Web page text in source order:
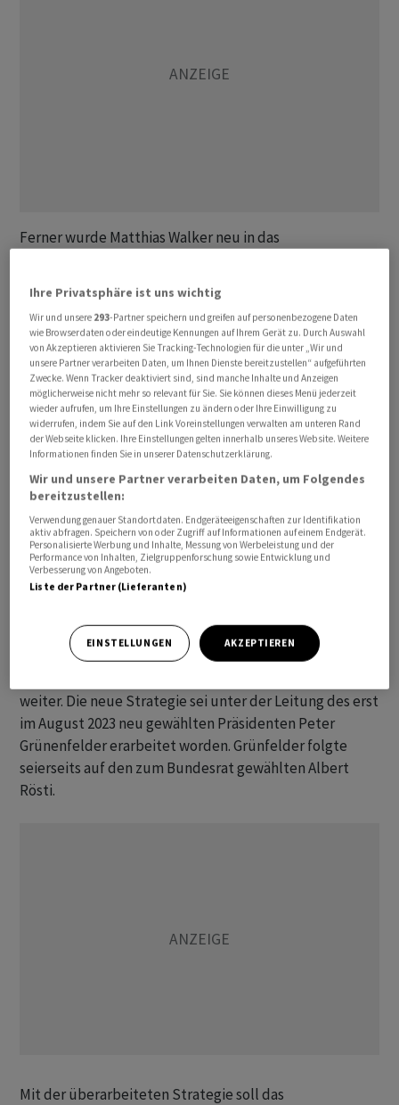
Ferner wurde Matthias Walker neu in das
Director & Vice-President of the Board of Directors bei
Mazda (Suisse). Der Vorstand wächst damit auf sechs
Personen an. Die beiden zur Wiederwahl stehenden
Vorstandsmitglieder, Helmut Ruhl und Matthias
Walker, wurden für weitere drei Jahre im Amt bestätigt.
Auto Schweiz begründet die Erweiterung des Vorstands
mit der gestiegenen Mitgliederzahl. An der
Generalversammlung wurden auch die Auto AG Group
und Cadillac Europe neu aufgenommen.
Strategie aktualisiert
Zusätzlich zu den Personalentscheidungen haben die
Verbands aktualisiert und erweitert. Dies sei notwendig
gewesen, da die Automobilbranche sich in einer
weiter. Die neue Strategie sei unter der Leitung des erst
im August 2023 neu gewählten Präsidenten Peter
Grünenfelder erarbeitet worden. Grünfelder folgte
seierseits auf den zum Bundesrat gewählten Albert
Rösti.
Mit der überarbeiteten Strategie soll das
Ihre Privatsphäre ist uns wichtig
Wir und unsere 293-Partner speichern und greifen auf personenbezogene Daten
wie Browserdaten oder eindeutige Kennungen auf Ihrem Gerät zu. Durch Auswahl
von Akzeptieren aktivieren Sie Tracking-Technologien für die unter „Wir und
unsere Partner verarbeiten Daten, um Ihnen Dienste bereitzustellen“ aufgeführten
Zwecke. Wenn Tracker deaktiviert sind, sind manche Inhalte und Anzeigen
möglicherweise nicht mehr so relevant für Sie. Sie können dieses Menü jederzeit
wieder aufrufen, um Ihre Einstellungen zu ändern oder Ihre Einwilligung zu
widerrufen, indem Sie auf den Link Voreinstellungen verwalten am unteren Rand
der Webseite klicken. Ihre Einstellungen gelten innerhalb unseres Website. Weitere
Informationen finden Sie in unserer Datenschutzerklärung.
Wir und unsere Partner verarbeiten Daten, um Folgendes
bereitzustellen:
Verwendung genauer Standortdaten. Endgeräteeigenschaften zur Identifikation
aktiv abfragen. Speichern von oder Zugriff auf Informationen auf einem Endgerät.
Personalisierte Werbung und Inhalte, Messung von Werbeleistung und der
Performance von Inhalten, Zielgruppenforschung sowie Entwicklung und
Verbesserung von Angeboten.
Liste der Partner (Lieferanten)
EINSTELLUNGEN AKZEPTIEREN